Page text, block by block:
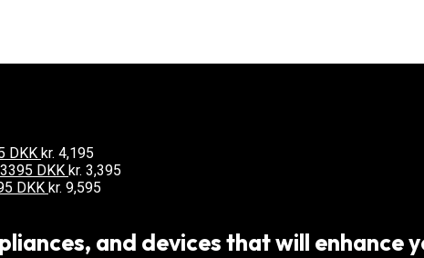
DKK kr. 4,195
DKK kr. 3,395
DKK kr. 9,595
and devices that will enhance